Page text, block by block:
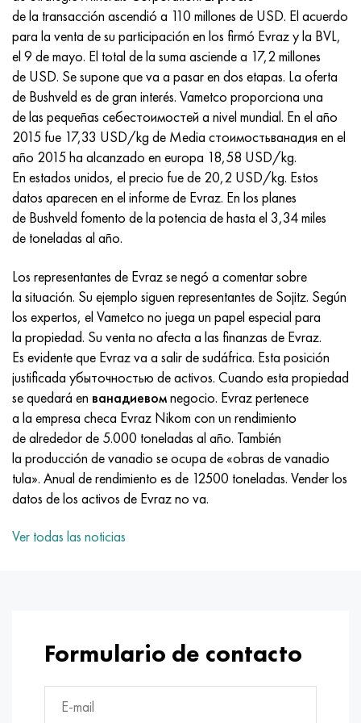
de la transacción ascendió a 110 millones de USD. El acuerdo
para la venta de su participación en los firmó Evraz y la BVL,
el 9 de mayo. El total de la suma asciende a 17,2 millones
de USD. Se supone que va a pasar en dos etapas. La oferta
de Bushveld es de gran interés. Vametco proporciona una
de las pequeñas себестоимостей a nivel mundial. En el año
2015 fue 17,33 USD/kg de Media стоимостьванадия en el
año 2015 ha alcanzado en europa 18,58 USD/kg.
En estados unidos, el precio fue de 20,2 USD/kg. Estos
datos aparecen en el informe de Evraz. En los planes
de Bushveld fomento de la potencia de hasta el 3,34 miles
de toneladas al año.
Los representantes de Evraz se negó a comentar sobre
la situación. Su ejemplo siguen representantes de Sojitz. Según
los expertos, el Vametco no juega un papel especial para
la propiedad. Su venta no afecta a las finanzas de Evraz.
Es evidente que Evraz va a salir de sudáfrica. Esta posición
justificada убыточностью de activos. Cuando esta propiedad
se quedará en ванадиевомnegocio. Evraz pertenece
a la empresa checa Evraz Nikom con un rendimiento
de alrededor de 5.000 toneladas al año. También
la producción de vanadio se ocupa de «obras de vanadio
tula». Anual de rendimiento es de 12500 toneladas. Vender los
datos de los activos de Evraz no va.
Ver todas las noticias
Formulario de contacto
Incotherm
incotest
Jette M152
Cobalto 6B
maraging 250
René 41
Maraging 300
Maraging 350
MP35N
MP159
multimetro n155
Nicrofer 5923 hMo
Nicrofer 6030
Nitronik 40
Nitronik 75
Nimonic 80a
47ND
47НХР
49KF
49K2F, 49K2FA-VI
Aleación 50N
Aleación 50NP
50NHS
Aleación 52N
52K12F
56DGNH
68NKhVKTYu
79NM, Lupa 7904
80NM
80NMV-VI
Tipos de aleaciones de precisión
termobimetales
HN62VMYUT
HN62MVKYU
HN63MB
XN65VM
KhN65VMTYu
KhN67MVTYu
KhN68VKTYU
KhN68VMTYUK-vd
KhN70VMTYu
HN73MBTYu
XN70YU
HN75MBTYu
XN75TBYu
XN77TYu
HN80TBY
N65M, EP982
VT-35
PT-1M
PT-3V
PT-7M
2B
SPT-2 sv
A LAS 3
3M
TL3
5B
TL5
A LAS 6
TS-6
14 titanio
1.4466 - AISI 310MoLn
Aleación Al6xn
15-7Ph® - 1.4532
PH 13-8 meses - 1.4534
1.4542 - 17-4Ph®
Custom 455® - 1.4543 - uns s45500
1.4545 - 15-5Ph®
1.4548 - 17-4Ph®
1.4550 - AISI 347
1.4567 - AISI 304Cu
1.4570-aisi303Cu
1.4574 - Aleación PH 15-7 Mo®
1.4580 - AISI 316Cb
1.4597 - AISI 204Cu
Aleación 254smo® - 1.4547
Aleación 926 - 1.4529
10X17H13M3T
10X18N18Yu4D
11X11N2V2MF
12Х18Н9Т
13X11N2V2MF
15x11mf
15х12vnmf
15Х12Н2MVFAB
15X16K5N2MVFAB
15X16H2AM
18X11MNFB
18X12VMBFR
20X12VNMF
20Х3FMI
40X10X2M
40Х9С2
2,0872, CuNi10Fe1Mn, Cw352h
Bronce aluminio silicio
CW301G, C64200
bronce de silicio
C65500, CuAl11Fe3
C65620, CuSi3Fe2Zn3
C65100, CuSi1.5
Bronce estaño-plomo
c92200, CuSn6Zn4Pb2
latón rojo
C84400, CuSn2ZnPb
C83600, CuSn5ZnPb
45G2, 45g2, AISI 1144
Aleación de acero estructural
10g2, 10g2, AISI 1513
12X2H4A, 15NiCr13, 1.5752
AC14, 11SMnPb30
20G, 20mn5
20XH3A, AISI 4320, 20hn3a
20HM, 24CrMo5, 20hm
25KhGM, 20CrMo5, 1.7264
30X, AISI 5130, 30h
30hgs, 30hgs
30hgsa, 30hgsa
30hgsn2a, 30hgsna
30xn2ma, 30CrNiMo8
35hgs, 35hgs
35hgsa, 35hgsa
Р6М5, 1.3343, hs6-5-2, sw7m
Р6М5К5, 1.3243, hs6-5-2-5
R6M5F3, 1.3344, hs6-5-3
9М4К8,1.3207
R12F3, 1.3318, sw12
P18, 1,3355, hs18-0-1, sw18
Acero carbono
10,1.1645, C105W1
11G12, 110G13L, X120Mn12